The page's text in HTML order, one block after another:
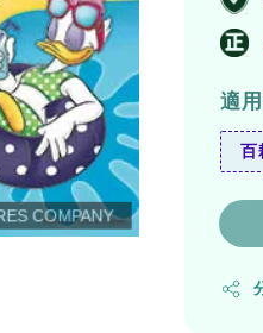
適
百